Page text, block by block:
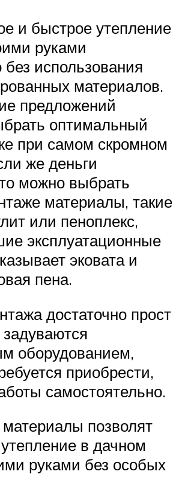
и быстрое утепление
руками
использования
материалов.
предложений
оптимальный
при самом скромном
же деньги
можно выбрать
материалы, такие
или пеноплекс,
эксплуатационные
эковата и
пена.
достаточно прост
оборудованием,
приобрести,
самостоятельно.
позволят
в дачном
руками без особых